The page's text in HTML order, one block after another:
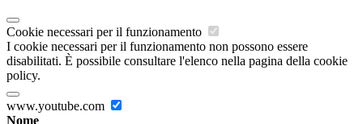
Cookie necessari per il funzionamento
I cookie necessari per il funzionamento non possono essere
disabilitati. È possibile consultare l'elenco nella pagina della cookie
policy.
www.youtube.com
Nome